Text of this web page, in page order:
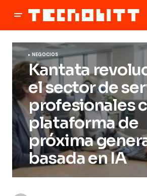
NEGOCIOS
Kantata
el sector de
profesionales
plataforma de
próxima
basada en IA